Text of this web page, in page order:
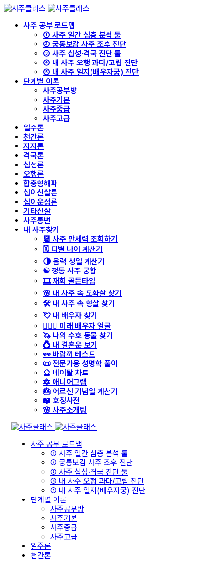
사주 공부 로드맵
① 사주 일간 심층 분석 툴
② 궁통보감 사주 조후 진단
③ 사주 십성·격국 진단 툴
④ 내 사주 오행 과다/고립 진단
⑤ 내 사주 일지(배우자궁) 진단
단계별 이론
사주공부방
사주기본
사주중급
사주고급
일주론
천간론
지지론
격국론
십성론
오행론
합충형해파
십이신살론
십이운성론
기타신살
사주통변
내 사주찾기
📆 사주 만세력 조회하기
🗓️ 띠별 나이 계산기
🌗 음력 생일 계산기
☯️ 정통 사주 궁합
🎞️ 재회 골든타임
🌸 내 사주 속 도화살 찾기
🛠️ 내 사주 속 형살 찾기
💘 내 배우자 찾기
👩‍❤️‍👨 미래 배우자 얼굴
🦄 나의 수호 동물 찾기
💍 내 결혼운 보기
👀 바람끼 테스트
📜 전문가용 성명학 풀이
🔮 네이탈 차트
🔯 애니어그램
🎂 어르신 기념일 계산기
📖 호칭사전
🌸 사주소개팅
사주 공부 로드맵
① 사주 일간 심층 분석 툴
② 궁통보감 사주 조후 진단
③ 사주 십성·격국 진단 툴
④ 내 사주 오행 과다/고립 진단
⑤ 내 사주 일지(배우자궁) 진단
단계별 이론
사주공부방
사주기본
사주중급
사주고급
일주론
천간론